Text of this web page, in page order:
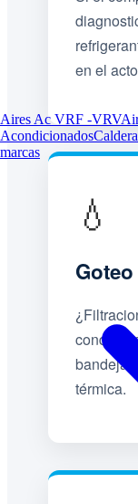
Aires Ac VRF -VRV
Acondicionados
marcas
en el
💧
térmica.